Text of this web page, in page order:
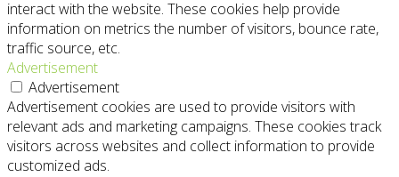
interact with the website. These cookies help provide
information on metrics the number of visitors, bounce rate,
traffic source, etc.
Advertisement
Advertisement
Advertisement cookies are used to provide visitors with
relevant ads and marketing campaigns. These cookies track
visitors across websites and collect information to provide
customized ads.